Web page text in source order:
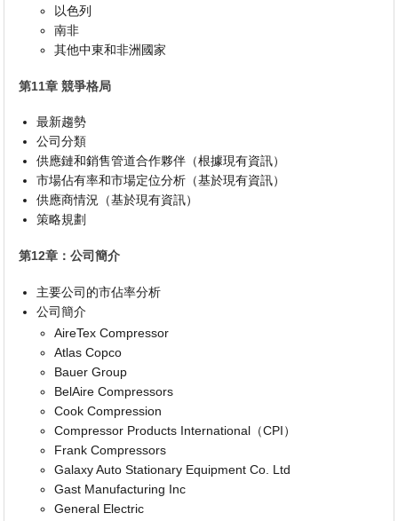
以色列
南非
其他中東和非洲國家
第11章 競爭格局
最新趨勢
公司分類
供應鏈和銷售管道合作夥伴（根據現有資訊）
市場佔有率和市場定位分析（基於現有資訊）
供應商情況（基於現有資訊）
策略規劃
第12章：公司簡介
主要公司的市佔率分析
公司簡介
AireTex Compressor
Atlas Copco
Bauer Group
BelAire Compressors
Cook Compression
Compressor Products International（CPI）
Frank Compressors
Galaxy Auto Stationary Equipment Co. Ltd
Gast Manufacturing Inc
General Electric